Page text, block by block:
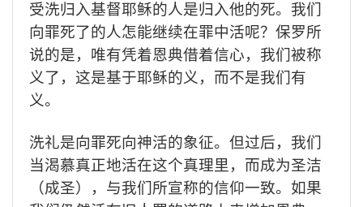
受洗归入基督耶稣的人是归入他的死。我们
向罪死了的人怎能继续在罪中活呢？保罗所
说的是，唯有凭着恩典借着信心，我们被称
义了，这是基于耶稣的义，而不是我们有
义。
洗礼是向罪死向神活的象征。但过后，我们
当渴慕真正地活在这个真理里，而成为圣洁
（成圣），与我们所宣称的信仰一致。如果